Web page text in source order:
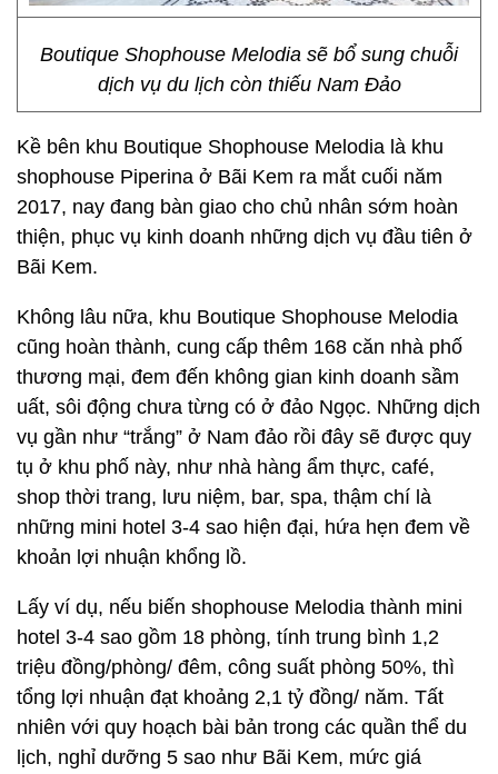
Boutique Shophouse Melodia sẽ bổ sung chuỗi
dịch vụ du lịch còn thiếu Nam Đảo
Kề bên khu Boutique Shophouse Melodia là khu
shophouse Piperina ở Bãi Kem ra mắt cuối năm
2017, nay đang bàn giao cho chủ nhân sớm hoàn
thiện, phục vụ kinh doanh những dịch vụ đầu tiên ở
Bãi Kem.
Không lâu nữa, khu Boutique Shophouse Melodia
cũng hoàn thành, cung cấp thêm 168 căn nhà phố
thương mại, đem đến không gian kinh doanh sầm
uất, sôi động chưa từng có ở đảo Ngọc. Những dịch
vụ gần như “trắng” ở Nam đảo rồi đây sẽ được quy
tụ ở khu phố này, như nhà hàng ẩm thực, café,
shop thời trang, lưu niệm, bar, spa, thậm chí là
những mini hotel 3-4 sao hiện đại, hứa hẹn đem về
khoản lợi nhuận khổng lồ.
Lấy ví dụ, nếu biến shophouse Melodia thành mini
hotel 3-4 sao gồm 18 phòng, tính trung bình 1,2
triệu đồng/phòng/ đêm, công suất phòng 50%, thì
tổng lợi nhuận đạt khoảng 2,1 tỷ đồng/ năm. Tất
nhiên với quy hoạch bài bản trong các quần thể du
lịch, nghỉ dưỡng 5 sao như Bãi Kem, mức giá